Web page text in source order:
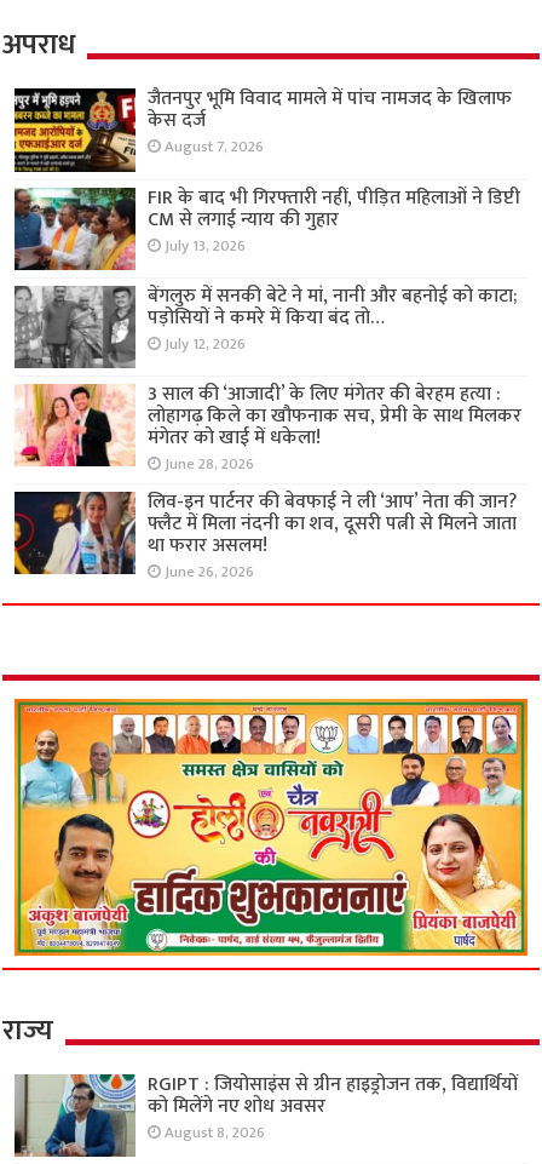
अपराध
जैतनपुर भूमि विवाद मामले में पांच नामजद के खिलाफ
केस दर्ज
August 7, 2026
FIR के बाद भी गिरफ्तारी नहीं, पीड़ित महिलाओं ने डिप्टी
CM से लगाई न्याय की गुहार
July 13, 2026
बेंगलुरु में सनकी बेटे ने मां, नानी और बहनोई को काटा;
पड़ोसियों ने कमरे में किया बंद तो…
July 12, 2026
3 साल की ‘आजादी’ के लिए मंगेतर की बेरहम हत्या :
लोहागढ़ किले का खौफनाक सच, प्रेमी के साथ मिलकर
मंगेतर को खाई में धकेला!
June 28, 2026
लिव-इन पार्टनर की बेवफाई ने ली ‘आप’ नेता की जान?
फ्लैट में मिला नंदनी का शव, दूसरी पत्नी से मिलने जाता
था फरार असलम!
June 26, 2026
राज्य
RGIPT : जियोसाइंस से ग्रीन हाइड्रोजन तक, विद्यार्थियों
को मिलेंगे नए शोध अवसर
August 8, 2026